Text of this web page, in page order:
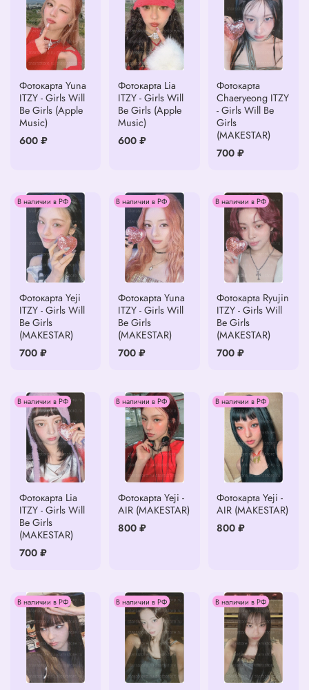
Фотокарта Yuna
ITZY - Girls Will
Be Girls (Apple
Music)
600 ₽
Фотокарта Lia
ITZY - Girls Will
Be Girls (Apple
Music)
600 ₽
Фотокарта
Chaeryeong ITZY
- Girls Will Be
Girls
(MAKESTAR)
700 ₽
В наличии в РФ
Фотокарта Yeji
ITZY - Girls Will
Be Girls
(MAKESTAR)
700 ₽
В наличии в РФ
Фотокарта Yuna
ITZY - Girls Will
Be Girls
(MAKESTAR)
700 ₽
В наличии в РФ
Фотокарта Ryujin
ITZY - Girls Will
Be Girls
(MAKESTAR)
700 ₽
В наличии в РФ
Фотокарта Lia
ITZY - Girls Will
Be Girls
(MAKESTAR)
700 ₽
В наличии в РФ
Фотокарта Yeji -
AIR (MAKESTAR)
800 ₽
В наличии в РФ
Фотокарта Yeji -
AIR (MAKESTAR)
800 ₽
В наличии в РФ В наличии в РФ В наличии в РФ